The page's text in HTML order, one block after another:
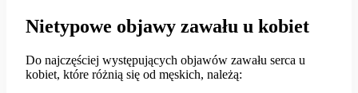
Nietypowe objawy zawału u kobiet
Do najczęściej występujących objawów zawału serca u
kobiet, które różnią się od męskich, należą: